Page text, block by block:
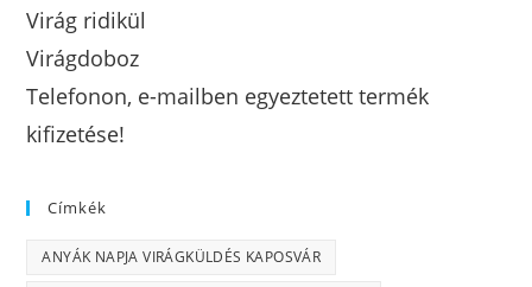
Virág ridikül
Virágdoboz
Telefonon, e-mailben egyeztetett termék
kifizetése!
Címkék
ANYÁK NAPJA VIRÁGKÜLDÉS KAPOSVÁR